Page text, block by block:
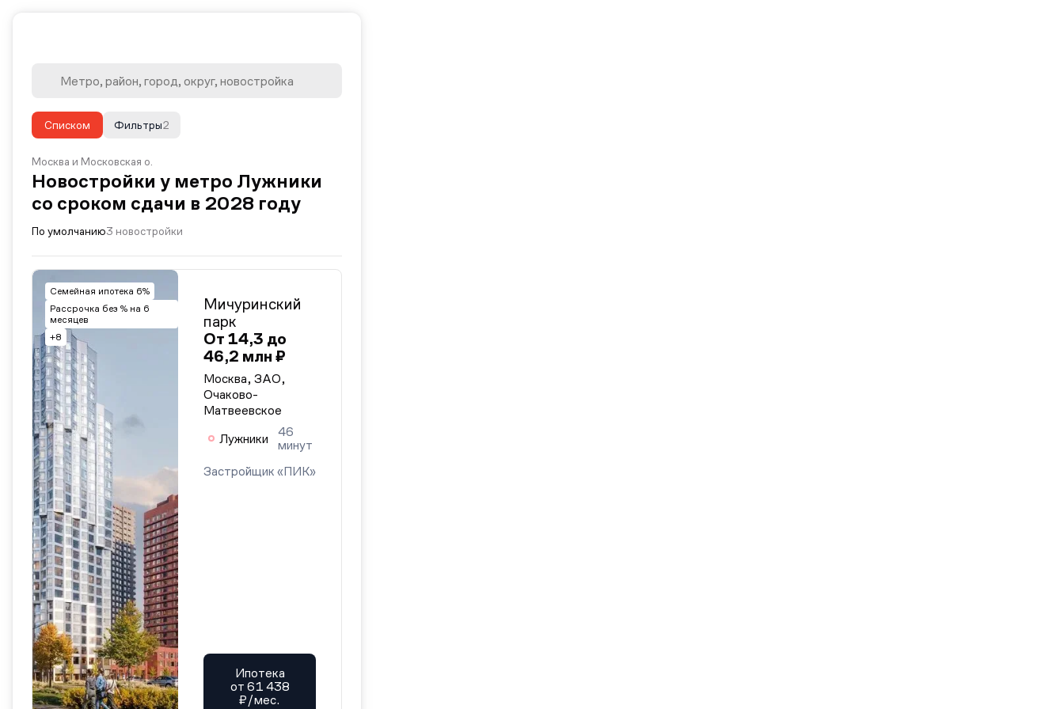
Списком 2
Фильтры
Москва и Московская о.
Новостройки у метро Лужники
со сроком сдачи в 2028 году
По умолчанию3 новостройки
Семейная ипотека 6%
Рассрочка без % на 6
месяцев
+8
Мичуринский
парк
От 14,3 до
46,2 млн ₽
Москва, ЗАО,
Очаково-
Матвеевское
Лужники
46
минут
Застройщик «ПИК»
Ипотека
от 61 438
₽/мес.